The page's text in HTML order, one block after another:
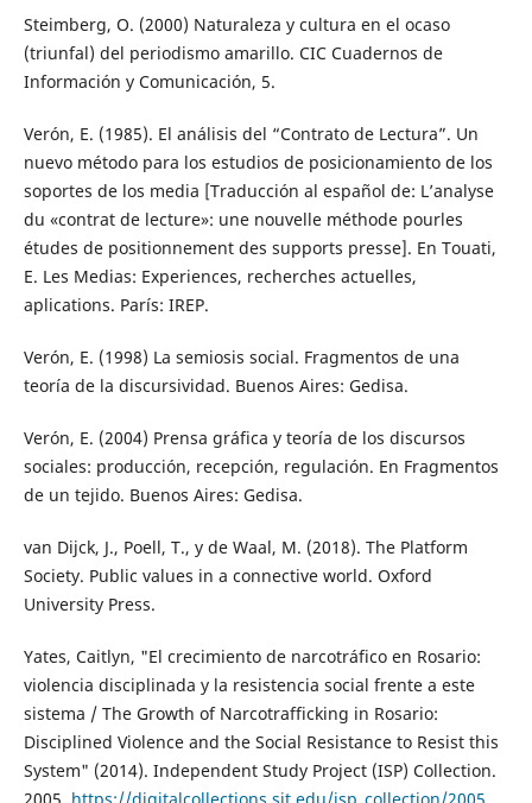
Steimberg, O. (2000) Naturaleza y cultura en el ocaso
(triunfal) del periodismo amarillo. CIC Cuadernos de
Información y Comunicación, 5.
Verón, E. (1985). El análisis del “Contrato de Lectura”. Un
nuevo método para los estudios de posicionamiento de los
soportes de los media [Traducción al español de: L’analyse
du «contrat de lecture»: une nouvelle méthode pourles
études de positionnement des supports presse]. En Touati,
E. Les Medias: Experiences, recherches actuelles,
aplications. París: IREP.
Verón, E. (1998) La semiosis social. Fragmentos de una
teoría de la discursividad. Buenos Aires: Gedisa.
Verón, E. (2004) Prensa gráfica y teoría de los discursos
sociales: producción, recepción, regulación. En Fragmentos
de un tejido. Buenos Aires: Gedisa.
van Dijck, J., Poell, T., y de Waal, M. (2018). The Platform
Society. Public values in a connective world. Oxford
University Press.
Yates, Caitlyn, "El crecimiento de narcotráfico en Rosario:
violencia disciplinada y la resistencia social frente a este
sistema / The Growth of Narcotrafficking in Rosario:
Disciplined Violence and the Social Resistance to Resist this
System" (2014). Independent Study Project (ISP) Collection.